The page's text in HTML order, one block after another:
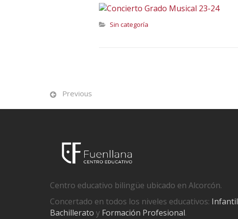
Sin categoría
Previous
Centro educativo bilingüe ubicado en Alcorcón.
Concertado en todos los niveles educativos: Infantil
Bachillerato y Formación Profesional.